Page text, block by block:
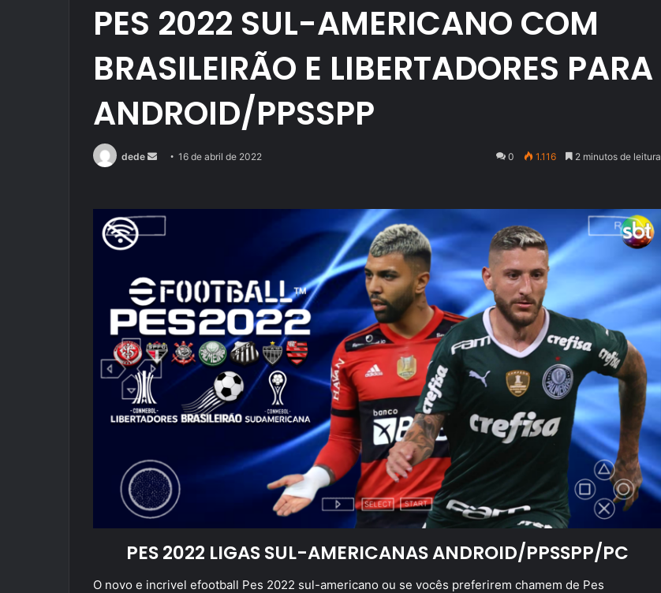
PES 2022 SUL-AMERICANO COM
BRASILEIRÃO E LIBERTADORES PARA
ANDROID/PPSSPP
dede
Mande
mail
16 de abril de 2022 0 1.116 2 minutos de leitura
PES 2022 LIGAS SUL-AMERICANAS ANDROID/PPSSPP/PC
O novo e incrivel efootball Pes 2022 sul-americano ou se vocês preferirem chamem de Pes